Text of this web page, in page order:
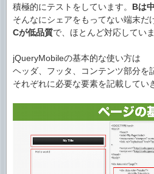
積極的にテストをしています。 Bは
そんなにシェアをもってない端末だ
Cが低品質で、ほとんど対応していま
jQueryMobileの基本的な使い方は
ヘッダ、フッタ、コンテンツ部分を
それぞれに必要な要素を記載してい